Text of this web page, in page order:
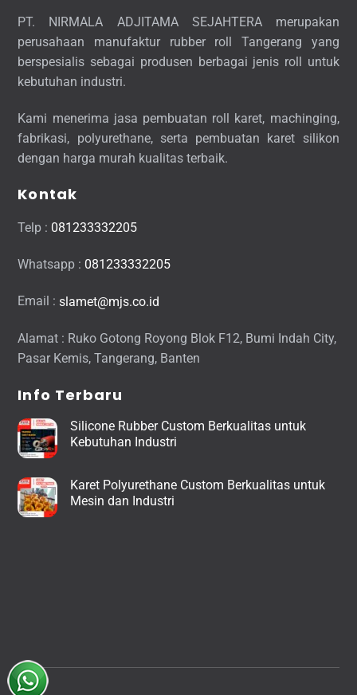
Top
PT. NIRMALA ADJITAMA SEJAHTERA merupakan
perusahaan manufaktur rubber roll Tangerang yang
berspesialis sebagai produsen berbagai jenis roll untuk
kebutuhan industri.
Kami menerima jasa pembuatan roll karet, machinging,
fabrikasi, polyurethane, serta pembuatan karet silikon
dengan harga murah kualitas terbaik.
Kontak
Telp : 081233332205
Whatsapp : 081233332205
Email :slamet@mjs.co.id
Alamat : Ruko Gotong Royong Blok F12, Bumi Indah City,
Pasar Kemis, Tangerang, Banten
Info Terbaru
Silicone Rubber Custom Berkualitas untuk
Kebutuhan Industri
Karet Polyurethane Custom Berkualitas untuk
Mesin dan Industri